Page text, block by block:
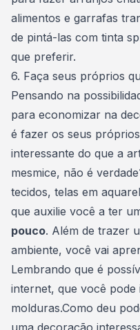
alimentos e garrafas
de pintá-las com tinta
que preferir.
6. Faça seus próprios
Pensando na
para economizar na
é fazer os seus
interessante do que a
mesmice, não é
tecidos, telas em
que auxilie você a ter
pouco. Além de trazer
ambiente, você vai
Lembrando que é
internet, que você
molduras.Como deu
uma decoração